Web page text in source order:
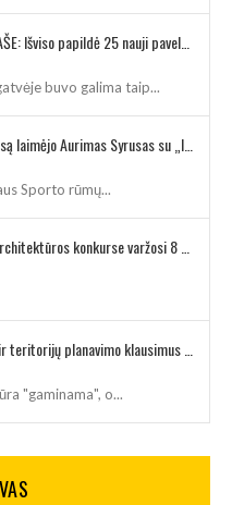
DAUGIAU MODERNIZMO UNESCO SĄRAŠE: Išviso papildė 25 nauji paveldo objektai
buvo galima taip...
KONGRESŲ CENTRAS VILNIUJE: Konkursą laimėjo Aurimas Syrusas su „IMPLMNT architects“
Sporto rūmų...
LIETUVOS AUKČIAUSIASIS TEISMAS: Architektūros konkurse varžosi 8 rekonstrukcijos vizijos
BAIGĖ FORMUOTI KOMANDĄ: Statybų ir teritorijų planavimo klausimus kuruos architektė
"gaminama", o...